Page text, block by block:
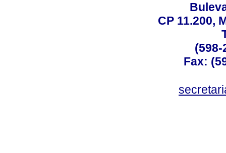
CP 11.200,
(598-
Fax: